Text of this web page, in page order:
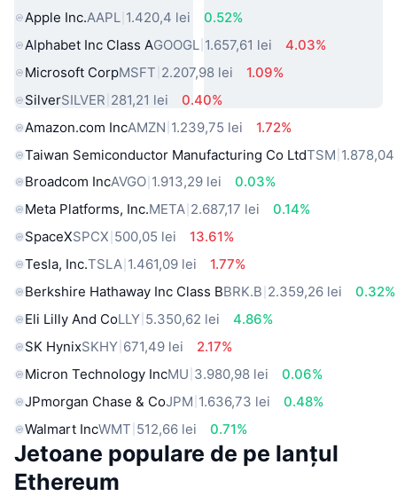
Apple Inc.AAPL 1.420,4 lei
0.52%
Alphabet Inc Class AGOOGL 1.657,61 lei
4.03%
Microsoft CorpMSFT 2.207,98 lei
1.09%
SilverSILVER 281,21 lei
0.40%
Amazon.com IncAMZN 1.239,75 lei
1.72%
Taiwan Semiconductor Manufacturing Co LtdTSM
Broadcom IncAVGO 1.913,29 lei
0.03%
Meta Platforms, Inc.META 2.687,17 lei
0.14%
SpaceXSPCX 500,05 lei
13.61%
Tesla, Inc.TSLA 1.461,09 lei
1.77%
Berkshire Hathaway Inc Class BBRK.B 2.359,26 lei
0.32%
Eli Lilly And CoLLY 5.350,62 lei
4.86%
SK HynixSKHY 671,49 lei
2.17%
Micron Technology IncMU 3.980,98 lei
0.06%
JPmorgan Chase & CoJPM 1.636,73 lei
0.48%
Walmart IncWMT 512,66 lei 0.71%
Jetoane populare de pe lanțul
Ethereum